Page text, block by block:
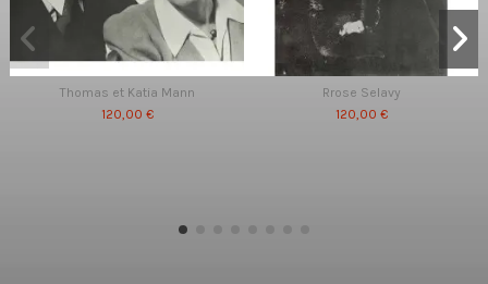
Thomas et Katia Mann
120,00 €
Rrose Selavy
120,00 €